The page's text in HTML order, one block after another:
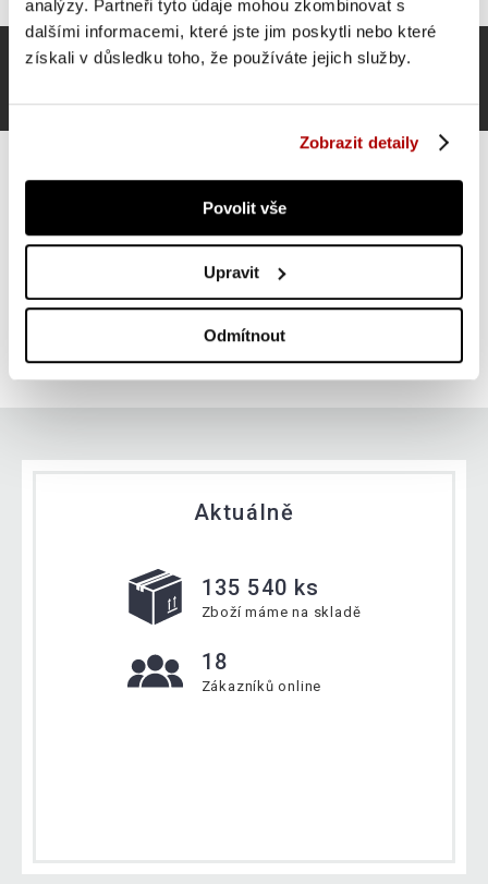
analýzy. Partneři tyto údaje mohou zkombinovat s
dalšími informacemi, které jste jim poskytli nebo které
získali v důsledku toho, že používáte jejich služby.
Zobrazit detaily
Povolit vše
Upravit
Odmítnout
Gorilla Sports Sada ochranných podložek, černá, 8 ks
SUPER CENA
699 Kč
Do košíku
Aktuálně
135 540 ks
Zboží máme na skladě
18
Zákazníků online